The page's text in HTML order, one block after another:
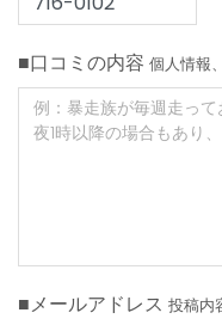
■口コミの内容 個人情報
■メールアドレス 投稿内